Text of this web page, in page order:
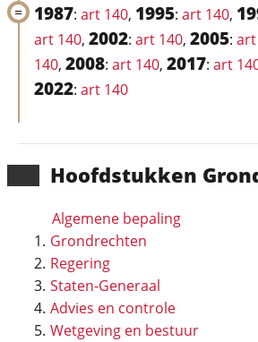
Hoofd­stukken
Algemene bepaling
Grondrechten
Regering
Staten-Generaal
Advies en controle
Wetgeving en bestuur
1987: art 140, 1995: art 140,
art 140, 2002: art 140, 2005: art
140, 2008: art 140, 2017: art
2022: art 140